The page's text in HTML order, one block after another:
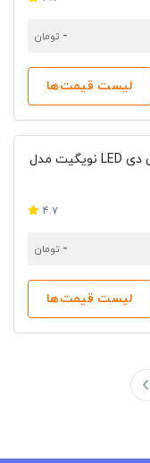
- تومان
لیست قیمت‌ها
ریسه شلنگی ال ای دی LED نویگیت مدل
4.7
- تومان
لیست قیمت‌ها